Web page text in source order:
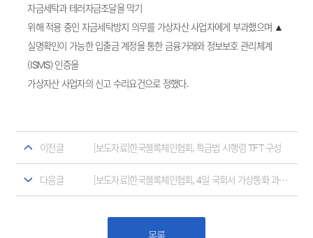
자금세탁과 테러자금조달을 막기
위해 적용 중인 자금세탁방지 의무를 가상자산 사업자에게 부과했으며 ▲
실명확인이 가능한 입출금 계정을 통한 금융거래와 정보보호 관리체계
(ISMS) 인증을
가상자산 사업자의 신고 수리요건으로 정했다.
이전글 [보도자료]한국블록체인협회, 특금법 시행령 TFT 구성
다음글 [보도자료]한국블록체인협회, 4일 국회서 가상통화 과세방안 정책심포지엄 개최